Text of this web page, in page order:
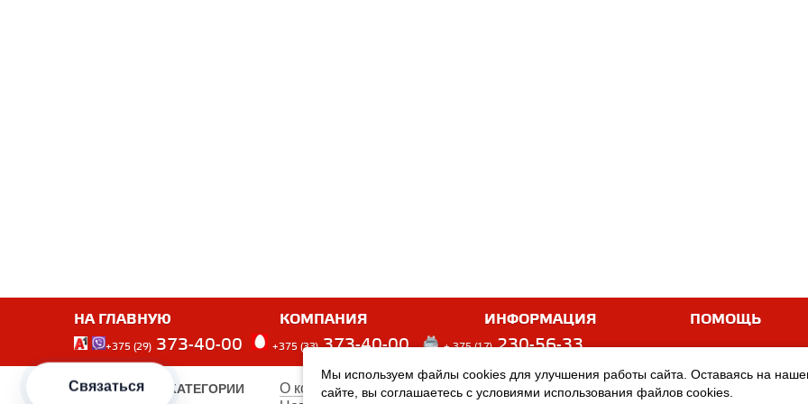
НА ГЛАВНУЮ КОМПАНИЯ ИНФОРМАЦИЯ ПОМОЩЬ
+375 (29) 373-40-00 +375 (33) 373-40-00 + 375 (17) 230-56-33
ПОПУЛЯРНЫЕ КАТЕГОРИИ
О компании
Оплата
Услуги
Связаться
Мы используем файлы cookies для улучшения работы сайта. Оставаясь на
сайте, вы соглашаетесь с условиями использования файлов cookies.